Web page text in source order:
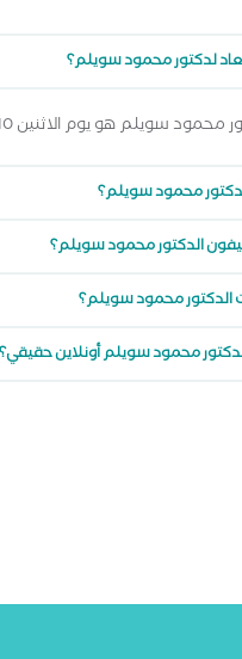
لدكتور محمود سويلم؟
10 اغسطس 2026 وتقدر تشوف كل المواعيد المتاحة من خلال عرض المواعيد أعلاه
محمود سويلم؟
الدكتور محمود سويلم؟
الدكتور محمود سويلم؟
محمود سويلم أونلاين حقيقي؟